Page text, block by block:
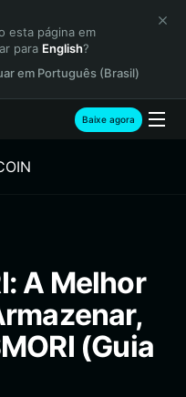
esta página em
para English?
em Português (Brasil)
Baixe agora
A Melhor
(Guia